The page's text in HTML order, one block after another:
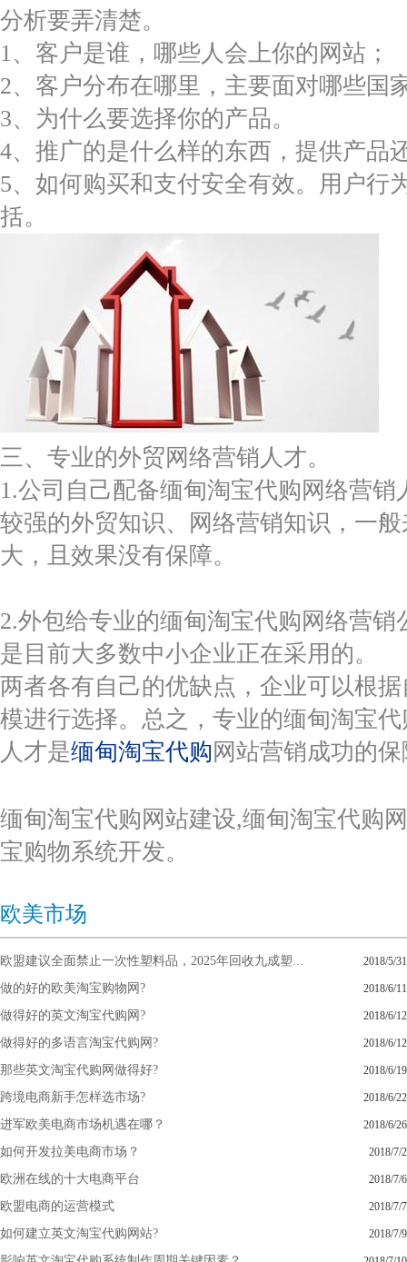
分析要弄清楚。
1、客户是谁，哪些人会上你的网站；
2、客户分布在哪里，主要面对哪些国
3、为什么要选择你的产品。
4、推广的是什么样的东西，提供产品
5、如何购买和支付安全有效。用户行
括。
三、专业的外贸网络营销人才。
1.公司自己配备缅甸淘宝代购网络营销
较强的外贸知识、网络营销知识，一
大，且效果没有保障。
2.外包给专业的缅甸淘宝代购网络营销
是目前大多数中小企业正在采用的。
两者各有自己的优缺点，企业可以根
模进行选择。总之，专业的缅甸淘宝
人才是缅甸淘宝代购 网站营销成功的
缅甸淘宝代购网站建设,缅甸淘宝代购
宝购物系统开发。
欧美市场
欧盟建议全面禁止一次性塑料品，2025年回收九成塑... 2018/5/31
做的好的欧美淘宝购物网? 2018/6/11
做得好的英文淘宝代购网? 2018/6/12
做得好的多语言淘宝代购网? 2018/6/12
那些英文淘宝代购网做得好? 2018/6/19
跨境电商新手怎样选市场? 2018/6/22
进军欧美电商市场机遇在哪？ 2018/6/26
如何开发拉美电商市场？ 2018/7/2
欧洲在线的十大电商平台 2018/7/6
欧盟电商的运营模式 2018/7/7
如何建立英文淘宝代购网站? 2018/7/9